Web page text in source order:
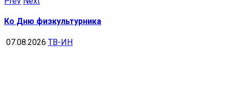
Ко Дню физкультурника
07.08.2026 ТВ-ИН